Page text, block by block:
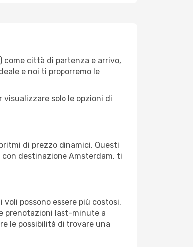
come città di partenza e arrivo,
e noi ti proporremo le
solo le opzioni di
di prezzo dinamici. Questi
destinazione Amsterdam, ti
possono essere più costosi,
prenotazioni last-minute a
le possibilità di trovare una